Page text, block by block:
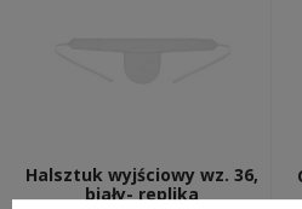
Halsztuk wyjściowy wz. 36,
biały- replika